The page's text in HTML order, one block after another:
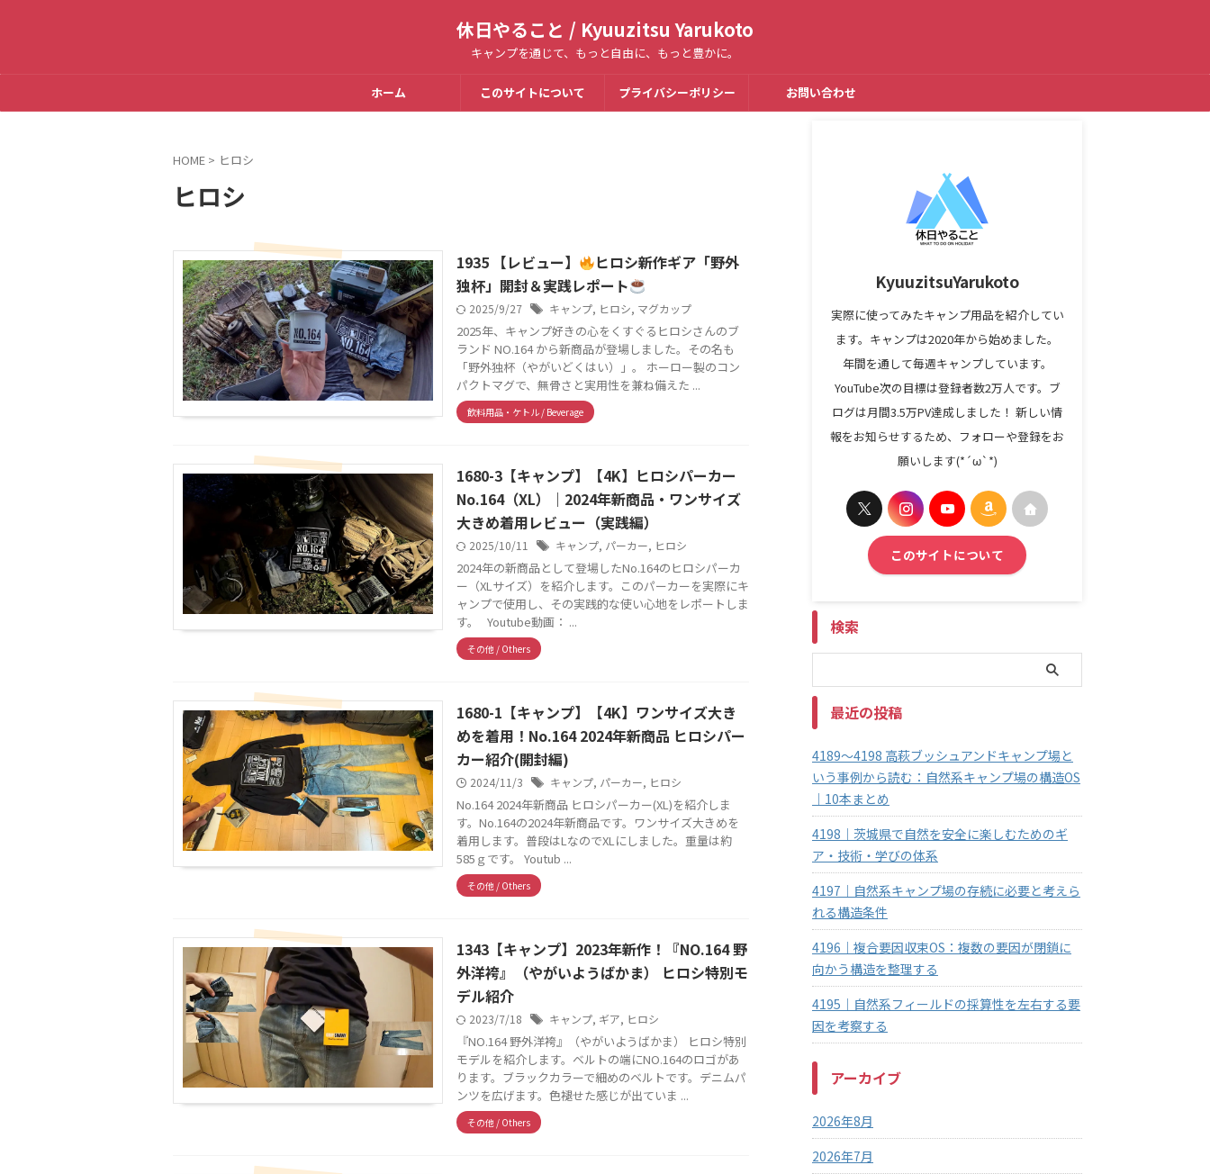
休日やること / Kyuuzitsu Yarukoto
キャンプを通じて、もっと自由に、もっと豊かに。
ホーム このサイトについて プライバシーポリシー お問い合わせ
HOME > ヒロシ
ヒロシ
1935 【レビュー】
ヒロシ新作ギア「野外
独杯」開封＆実践レポート
2025/9/27 キャンプ, ヒロシ, マグカップ
2025年、キャンプ好きの心をくすぐるヒロシさんのブ
ランド NO.164 から新商品が登場しました。その名も
「野外独杯（やがいどくはい）」。 ホーロー製のコン
パクトマグで、無骨さと実用性を兼ね備えた ...
飲料用品・ケトル / Beverage
1680-3【キャンプ】【4K】ヒロシパーカー
No.164（XL）｜2024年新商品・ワンサイズ
大きめ着用レビュー（実践編）
2025/10/11 キャンプ, パーカー, ヒロシ
2024年の新商品として登場したNo.164のヒロシパーカ
ー（XLサイズ）を紹介します。このパーカーを実際にキ
ャンプで使用し、その実践的な使い心地をレポートしま
す。 Youtube動画： ...
その他 / Others
1680-1【キャンプ】【4K】ワンサイズ大き
めを着用！No.164 2024年新商品 ヒロシパー
カー紹介(開封編)
2024/11/3 キャンプ, パーカー, ヒロシ
No.164 2024年新商品 ヒロシパーカー(XL)を紹介しま
す。No.164の2024年新商品です。ワンサイズ大きめを
着用します。普段はLなのでXLにしました。重量は約
585ｇです。 Youtub ...
その他 / Others
1343【キャンプ】2023年新作！『NO.164 野
外洋袴』（やがいようばかま） ヒロシ特別モ
デル紹介
2023/7/18 キャンプ, ギア, ヒロシ
『NO.164 野外洋袴』（やがいようばかま） ヒロシ特別
モデルを紹介します。ベルトの端にNO.164のロゴがあ
ります。ブラックカラーで細めのベルトです。デニムパ
ンツを広げます。色褪せた感じが出ていま ...
その他 / Others
KyuuzitsuYarukoto
実際に使ってみたキャンプ用品を紹介してい
ます。キャンプは2020年から始めました。
年間を通して毎週キャンプしています。
YouTube次の目標は登録者数2万人です。ブ
ログは月間3.5万PV達成しました！ 新しい情
報をお知らせするため、フォローや登録をお
願いします(*´ω`*)
このサイトについて
検索
最近の投稿
4189～4198 高萩ブッシュアンドキャンプ場と
いう事例から読む：自然系キャンプ場の構造OS
｜10本まとめ
4198｜茨城県で自然を安全に楽しむためのギ
ア・技術・学びの体系
4197｜自然系キャンプ場の存続に必要と考えら
れる構造条件
4196｜複合要因収束OS：複数の要因が閉鎖に
向かう構造を整理する
4195｜自然系フィールドの採算性を左右する要
因を考察する
アーカイブ
2026年8月
2026年7月